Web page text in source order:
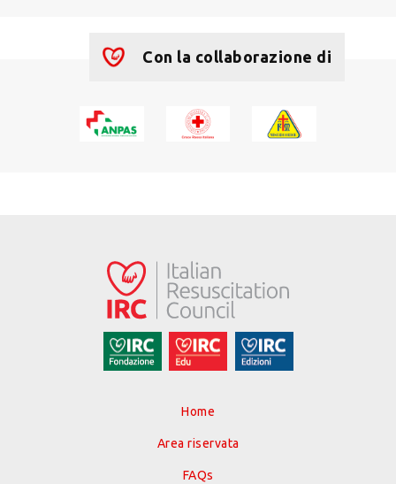
Con la collaborazione di
Home
Area riservata
FAQs